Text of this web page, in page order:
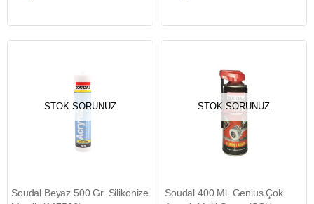
STOK SORUNUZ
Soudal Beyaz 500 Gr. Silikonize
STOK SORUNUZ
Soudal 400 Ml. Genius Çok